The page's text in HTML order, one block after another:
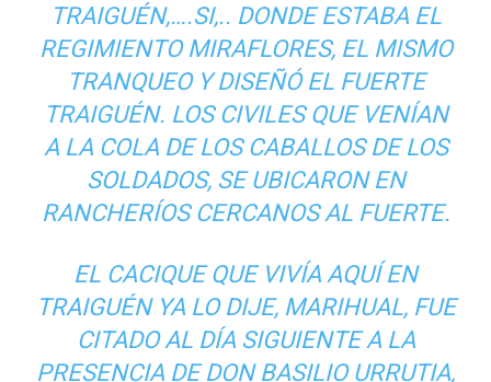
TRAIGUÉN,….SI,.. DONDE ESTABA EL
REGIMIENTO MIRAFLORES, EL MISMO
TRANQUEO Y DISEÑÓ EL FUERTE
TRAIGUÉN. LOS CIVILES QUE VENÍAN
A LA COLA DE LOS CABALLOS DE LOS
SOLDADOS, SE UBICARON EN
RANCHERÍOS CERCANOS AL FUERTE.
EL CACIQUE QUE VIVÍA AQUÍ EN
TRAIGUÉN YA LO DIJE, MARIHUAL, FUE
CITADO AL DÍA SIGUIENTE A LA
PRESENCIA DE DON BASILIO URRUTIA,